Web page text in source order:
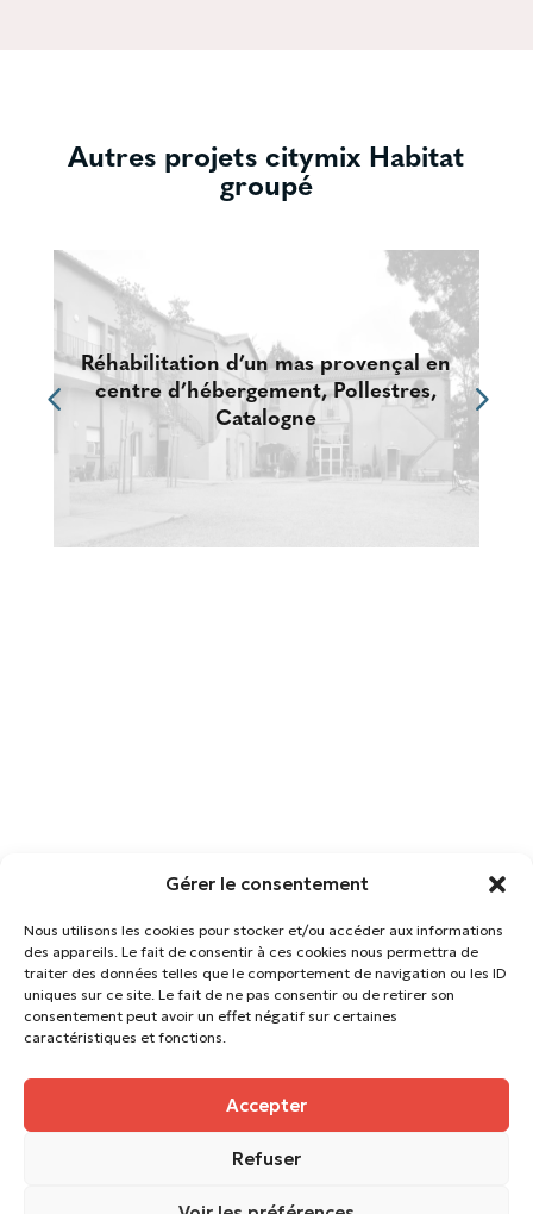
Gérer le consentement
Nous utilisons les cookies pour stocker et/ou accéder aux informations
des appareils. Le fait de consentir à ces cookies nous permettra de
traiter des données telles que le comportement de navigation ou les ID
uniques sur ce site. Le fait de ne pas consentir ou de retirer son
consentement peut avoir un effet négatif sur certaines
caractéristiques et fonctions.
Accepter
Refuser
Autres projets citymix Habitat
groupé
Réhabilitation d’un mas provençal en
centre d’hébergement, Pollestres,
Catalogne
Suivez-nous
09.73.65.17.60